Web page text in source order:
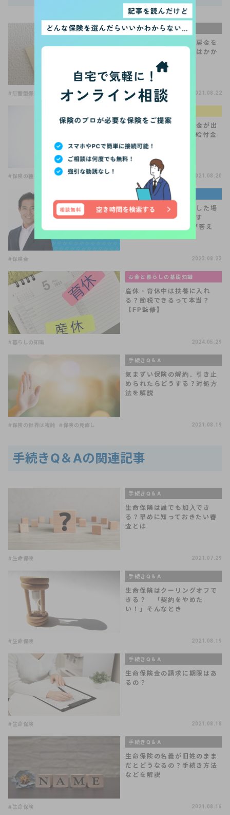
手続きQ＆A
保険を解約して解約返戻金を
受け取りました。税金はかか
#貯蓄型保険 2021.08.22
「骨折、ひび」で給付金が出
る保険って？特定損傷給付金
とは？
#保険の種類 #保険の選び方 #医療保険 2021.08.20
著名人・専門家コラム
よくある質問「自殺をした場
合、保険金っております
か？」【住宅FP関根が答え
#保険金 2023.08.23
お金と暮らしの基礎知識
産休・育休中は扶養に入れ
る？節税できるって本当？
【FP監修】
#暮らしの知識 2024.05.29
手続きQ＆A
気まずい保険の解約。引き止
められたらどうする？対処方
法を解説
#保険の世界は複雑 #保険の見直し 2021.08.19
手続きQ＆Aの関連記事
手続きQ＆A
生命保険は誰でも加入でき
る？早めに知っておきたい審
査とは
#生命保険 2021.07.29
手続きQ＆A
生命保険はクーリングオフで
きる？ 「契約をやめた
い！」そんなとき
#生命保険 2021.08.19
手続きQ＆A
生命保険金の請求に期限はあ
るの？
#生命保険 2021.08.18
手続きQ＆A
生命保険の名義が旧姓のまま
だとどうなるの？手続き方法
などを解説
#生命保険 2021.08.16